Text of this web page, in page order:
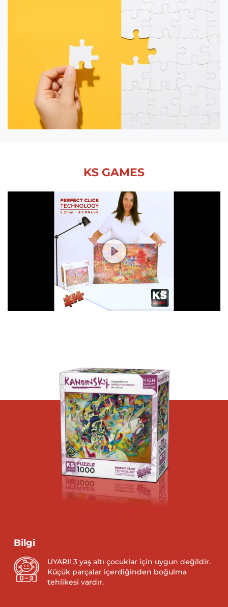
KS GAMES
Bilgi
UYARI! 3 yaş altı çocuklar için uygun değildir.
Küçük parçalar içerdiğinden boğulma
tehlikesi vardır.